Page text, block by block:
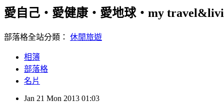
愛自己‧愛健康‧愛地球‧my
部落格全站分類： 休閒旅遊
相簿
部落格
名片
Jan 21 Mon 2013 01:03